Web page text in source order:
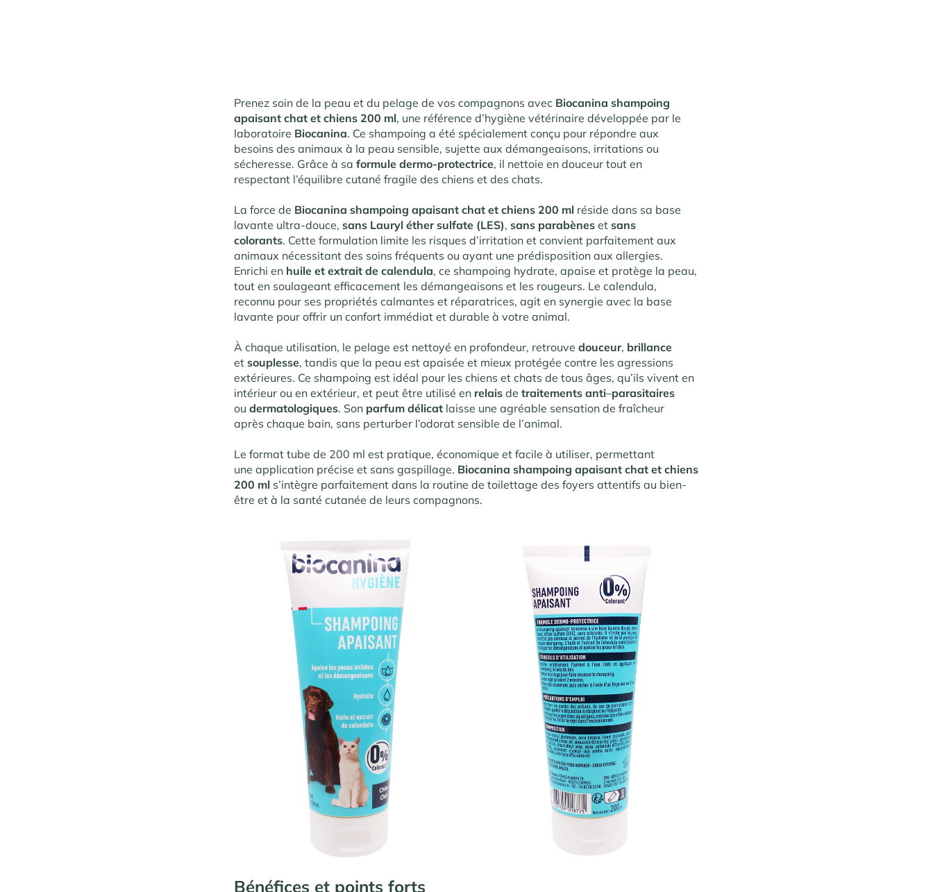
Prenez soin de la peau et du pelage de vos compagnons avec Biocanina shampoing
apaisant chat et chiens 200 ml, une référence d’hygiène vétérinaire développée par le
laboratoire Biocanina. Ce shampoing a été spécialement conçu pour répondre aux
besoins des animaux à la peau sensible, sujette aux démangeaisons, irritations ou
sécheresse. Grâce à saformule dermo-protectrice, il nettoie en douceur tout en
respectant l’équilibre cutané fragile des chiens et des chats.
La force de Biocanina shampoing apaisant chat et chiens 200 ml réside dans sa base
lavante ultra-douce,sans Lauryl éther sulfate (LES),sans parabènes etsans
colorants. Cette formulation limite les risques d’irritation et convient parfaitement aux
animaux nécessitant des soins fréquents ou ayant une prédisposition aux allergies.
Enrichi en huile et extrait de calendula, ce shampoing hydrate, apaise et protège la peau,
tout en soulageant efficacement les démangeaisons et les rougeurs. Le calendula,
reconnu pour ses propriétés calmantes et réparatrices, agit en synergie avec la base
lavante pour offrir un confort immédiat et durable à votre animal.
À chaque utilisation, le pelage est nettoyé en profondeur, retrouvedouceur, brillance
etsouplesse, tandis que la peau est apaisée et mieux protégée contre les agressions
extérieures. Ce shampoing est idéal pour les chiens et chats de tous âges, qu’ils vivent en
intérieur ou en extérieur, et peut être utilisé en relaisdetraitements anti–parasitaires
oudermatologiques. Son parfum délicat laisse une agréable sensation de fraîcheur
après chaque bain, sans perturber l’odorat sensible de l’animal.
Le format tube de 200 ml est pratique, économique et facile à utiliser, permettant
une application précise et sans gaspillage. Biocanina shampoing apaisant chat et chiens
200 ml s’intègre parfaitement dans la routine de toilettage des foyers attentifs au bien-
être et à la santé cutanée de leurs compagnons.
Bénéfices et points forts